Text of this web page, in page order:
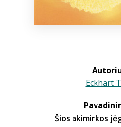
Eckhart
Šios akimirkos